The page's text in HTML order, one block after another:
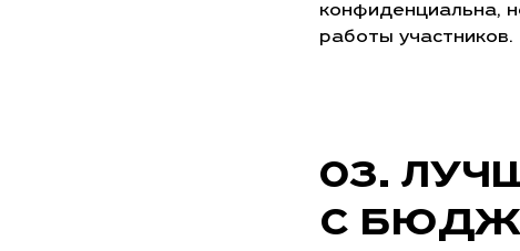
конфиденциальна,
работы участников.
С